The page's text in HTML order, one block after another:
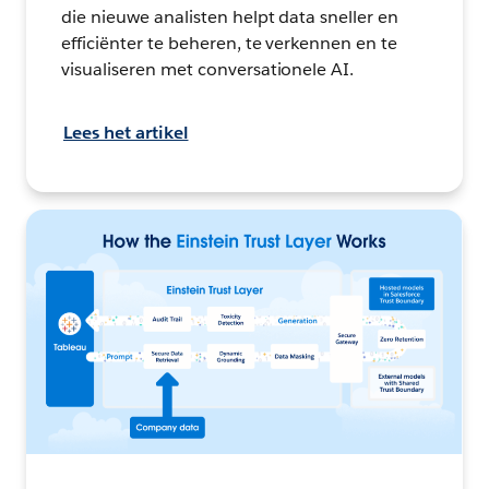
die nieuwe analisten helpt data sneller en
efficiënter te beheren, te verkennen en te
visualiseren met conversationele AI.
Lees het artikel